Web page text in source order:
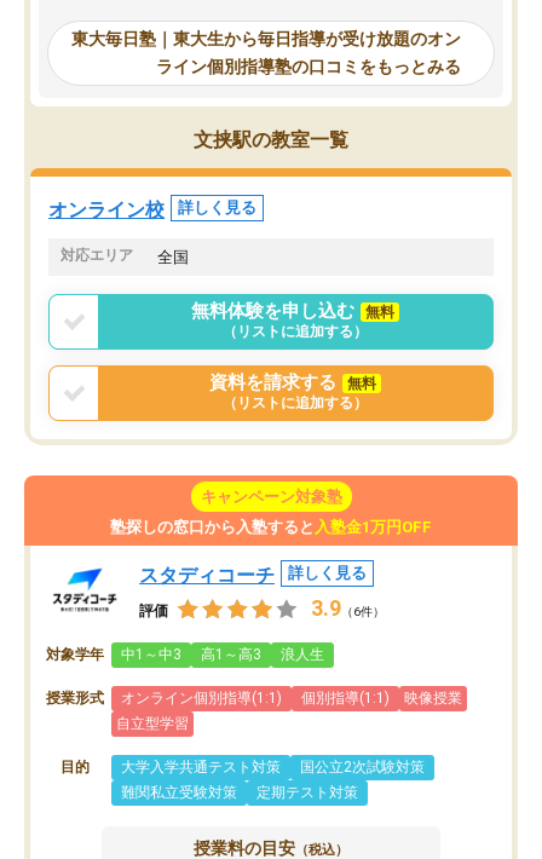
東大毎日塾にたどり着きました。学習
の長期計画や日々の勉強のやり方につ
いて客観的なアドバイスをいただけた
ので、自信をもって受験勉強を進める
ことができました。自分のように勉強
のやり方や進捗管理で苦労している方
には特におすすめしたい塾です。
東大毎日塾｜東大生から毎日指導が受け放題のオン
ライン個別指導塾の口コミをもっとみる
文挟駅の教室一覧
オンライン校 詳しく見る
対応エリア 全国
無料体験を申し込む
無料
（リストに追加する）
資料を請求する
無料
（リストに追加する）
キャンペーン対象塾
塾探しの窓口から入塾すると 入塾金1万円OFF
スタディコーチ 詳しく見る
評価 3.9 （6件）
対象学年 中1～中3 高1～高3 浪人生
授業形式 オンライン個別指導(1:1) 個別指導(1:1)
映像授業
自立型学習
目的 大学入学共通テスト対策
国公立2次試験対策
難関私立受験対策
定期テスト対策
授業料の目安 （税込）